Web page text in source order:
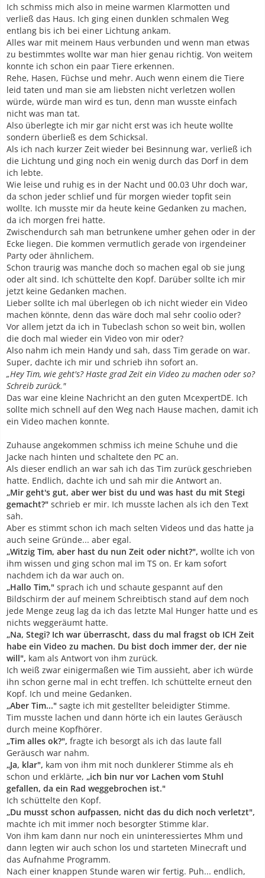
Ich schmiss mich also in meine warmen Klarmotten und
verließ das Haus. Ich ging einen dunklen schmalen Weg
entlang bis ich bei einer Lichtung ankam.
Alles war mit meinem Haus verbunden und wenn man etwas
zu bestimmtes wollte war man hier genau richtig. Von weitem
konnte ich schon ein paar Tiere erkennen.
Rehe, Hasen, Füchse und mehr. Auch wenn einem die Tiere
leid taten und man sie am liebsten nicht verletzen wollen
würde, würde man wird es tun, denn man wusste einfach
nicht was man tat.
Also überlegte ich mir gar nicht erst was ich heute wollte
sondern überließ es dem Schicksal.
Als ich nach kurzer Zeit wieder bei Besinnung war, verließ ich
die Lichtung und ging noch ein wenig durch das Dorf in dem
ich lebte.
Wie leise und ruhig es in der Nacht und 00.03 Uhr doch war,
da schon jeder schlief und für morgen wieder topfit sein
wollte. Ich musste mir da heute keine Gedanken zu machen,
da ich morgen frei hatte.
Zwischendurch sah man betrunkene umher gehen oder in der
Ecke liegen. Die kommen vermutlich gerade von irgendeiner
Party oder ähnlichem.
Schon traurig was manche doch so machen egal ob sie jung
oder alt sind. Ich schüttelte den Kopf. Darüber sollte ich mir
jetzt keine Gedanken machen.
Lieber sollte ich mal überlegen ob ich nicht wieder ein Video
machen könnte, denn das wäre doch mal sehr coolio oder?
Vor allem jetzt da ich in Tubeclash schon so weit bin, wollen
die doch mal wieder ein Video von mir oder?
Also nahm ich mein Handy und sah, dass Tim gerade on war.
Super, dachte ich mir und schrieb ihn sofort an.
„Hey Tim, wie geht's? Haste grad Zeit ein Video zu machen oder so?
Schreib zurück."
Das war eine kleine Nachricht an den guten McexpertDE. Ich
sollte mich schnell auf den Weg nach Hause machen, damit ich
ein Video machen konnte.
Zuhause angekommen schmiss ich meine Schuhe und die
Jacke nach hinten und schaltete den PC an.
Als dieser endlich an war sah ich das Tim zurück geschrieben
hatte. Endlich, dachte ich und sah mir die Antwort an.
„Mir geht's gut, aber wer bist du und was hast du mit Stegi
gemacht?" schrieb er mir. Ich musste lachen als ich den Text
sah.
Aber es stimmt schon ich mach selten Videos und das hatte ja
auch seine Gründe... aber egal.
„Witzig Tim, aber hast du nun Zeit oder nicht?", wollte ich von
ihm wissen und ging schon mal im TS on. Er kam sofort
nachdem ich da war auch on.
„Hallo Tim," sprach ich und schaute gespannt auf den
Bildschirm der auf meinem Schreibtisch stand auf dem noch
jede Menge zeug lag da ich das letzte Mal Hunger hatte und es
nichts weggeräumt hatte.
„Na, Stegi? Ich war überrascht, dass du mal fragst ob ICH Zeit
habe ein Video zu machen. Du bist doch immer der, der nie
will", kam als Antwort von ihm zurück.
Ich weiß zwar einigermaßen wie Tim aussieht, aber ich würde
ihn schon gerne mal in echt treffen. Ich schüttelte erneut den
Kopf. Ich und meine Gedanken.
„Aber Tim..." sagte ich mit gestellter beleidigter Stimme.
Tim musste lachen und dann hörte ich ein lautes Geräusch
durch meine Kopfhörer.
„Tim alles ok?", fragte ich besorgt als ich das laute fall
Geräusch war nahm.
„Ja, klar", kam von ihm mit noch dunklerer Stimme als eh
schon und erklärte, „ich bin nur vor Lachen vom Stuhl
gefallen, da ein Rad weggebrochen ist."
Ich schüttelte den Kopf.
„Du musst schon aufpassen, nicht das du dich noch verletzt",
machte ich mit immer noch besorgter Stimme klar.
Von ihm kam dann nur noch ein uninteressiertes Mhm und
dann legten wir auch schon los und starteten Minecraft und
das Aufnahme Programm.
Nach einer knappen Stunde waren wir fertig. Puh... endlich,